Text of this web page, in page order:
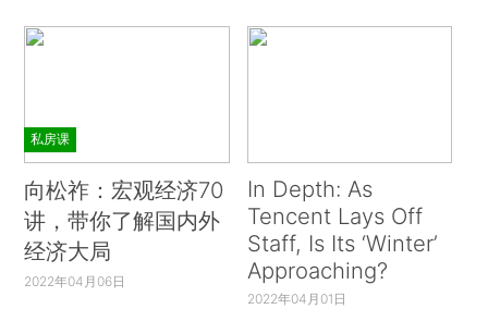
私房课
向松祚：宏观经济70
讲，带你了解国内外
经济大局
2022年04月06日
In Depth: As
Tencent Lays Off
Staff, Is Its ‘Winter’
Approaching?
2022年04月01日